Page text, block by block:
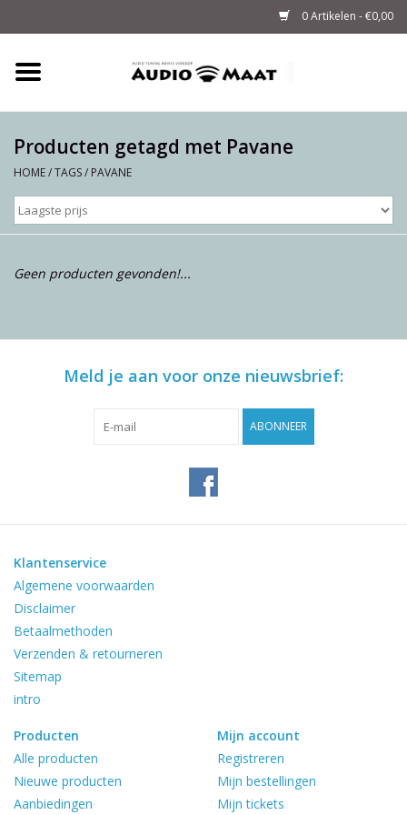
0 Artikelen - €0,00
Tuning
Powerstrips
Producten getagd met Pavane
HOME/TAGS/ PAVANE
Geen producten gevonden!...
Meld je aan voor onze nieuwsbrief:
ABONNEER
Klantenservice
Algemene voorwaarden
Disclaimer
Betaalmethoden
Verzenden & retourneren
Sitemap
intro
Producten
Alle producten
Nieuwe producten
Aanbiedingen
Mijn account
Registreren
Mijn bestellingen
Mijn tickets